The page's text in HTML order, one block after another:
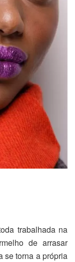
trabalhada na
de arrasar
se torna a própria